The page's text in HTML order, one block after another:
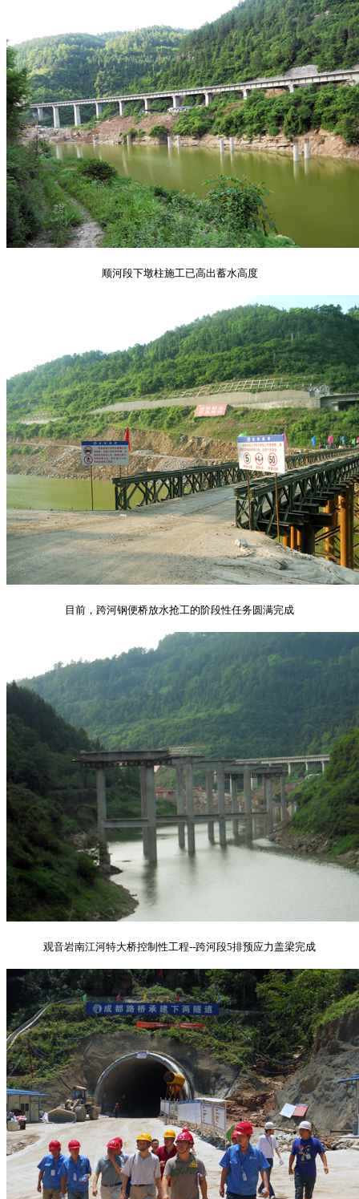
顺河段下墩柱施工已高出蓄水高度
目前，跨河钢便桥放水抢工的阶段性任务圆满完成
观音岩南江河特大桥控制性工程--跨河段5排预应力盖梁完成